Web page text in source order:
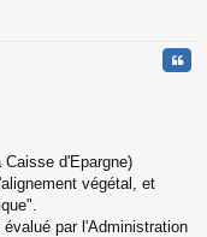
d'Epargne)
végétal, et
par l'Administration